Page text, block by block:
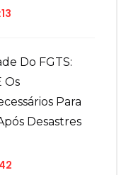
Do FGTS:
Os
Para
Desastres